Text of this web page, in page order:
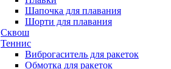
Шапочка для плавания
Шорти для плавания
Сквош
Теннис
Виброгаситель для ракеток
Обмотка для ракеток